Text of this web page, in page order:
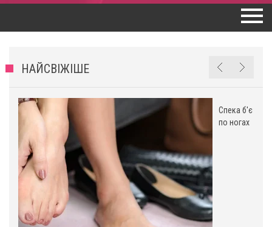
НАЙСВІЖІШЕ
Спека б'є
по ногах